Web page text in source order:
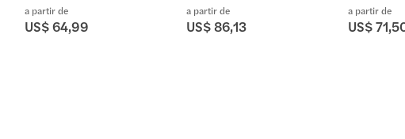
a partir de
US$ 64,99
a partir de
US$ 86,13
a partir de
US$